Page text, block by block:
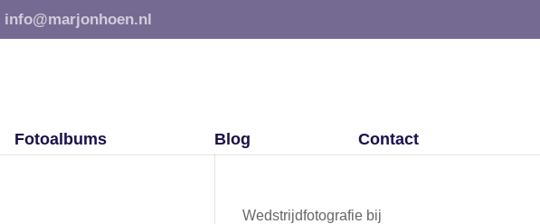
info@marjonhoen.nl
Fotoalbums Blog Contact
Wedstrijdfotografie bij